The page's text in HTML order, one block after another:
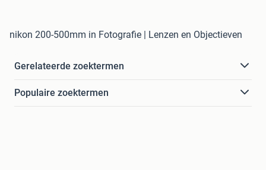
nikon 200-500mm in Fotografie | Lenzen en Objectieven
Gerelateerde zoektermen
Populaire zoektermen